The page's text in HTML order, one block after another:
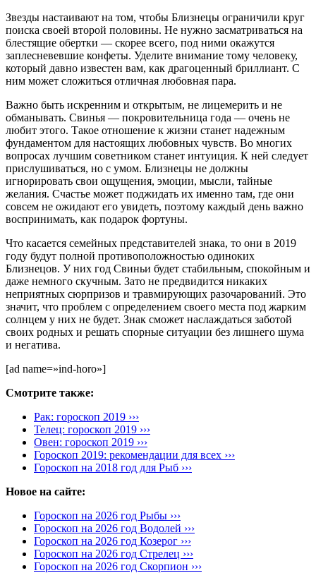
Звезды настаивают на том, чтобы Близнецы ограничили круг
поиска своей второй половины. Не нужно засматриваться на
блестящие обертки — скорее всего, под ними окажутся
заплесневевшие конфеты. Уделите внимание тому человеку,
который давно известен вам, как драгоценный бриллиант. С
ним может сложиться отличная любовная пара.
Важно быть искренним и открытым, не лицемерить и не
обманывать. Свинья — покровительница года — очень не
любит этого. Такое отношение к жизни станет надежным
фундаментом для настоящих любовных чувств. Во многих
вопросах лучшим советником станет интуиция. К ней следует
прислушиваться, но с умом. Близнецы не должны
игнорировать свои ощущения, эмоции, мысли, тайные
желания. Счастье может поджидать их именно там, где они
совсем не ожидают его увидеть, поэтому каждый день важно
воспринимать, как подарок фортуны.
Что касается семейных представителей знака, то они в 2019
году будут полной противоположностью одиноких
Близнецов. У них год Свиньи будет стабильным, спокойным и
даже немного скучным. Зато не предвидится никаких
неприятных сюрпризов и травмирующих разочарований. Это
значит, что проблем с определением своего места под жарким
солнцем у них не будет. Знак сможет наслаждаться заботой
своих родных и решать спорные ситуации без лишнего шума
и негатива.
[ad name=»ind-horo»]
Смотрите также:
Рак: гороскоп 2019 ›››
Телец: гороскоп 2019 ›››
Овен: гороскоп 2019 ›››
Гороскоп 2019: рекомендации для всех ›››
Гороскоп на 2018 год для Рыб ›››
Новое на сайте:
Гороскоп на 2026 год Рыбы ›››
Гороскоп на 2026 год Водолей ›››
Гороскоп на 2026 год Козерог ›››
Гороскоп на 2026 год Стрелец ›››
Гороскоп на 2026 год Скорпион ›››